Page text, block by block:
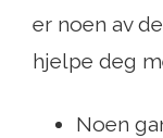
er noen av
hjelpe deg
Noen